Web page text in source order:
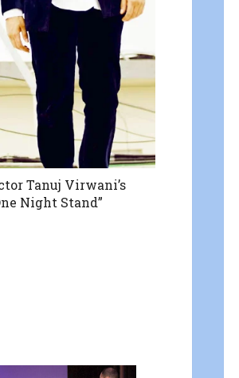
Tanuj Virwani’s
Night Stand”